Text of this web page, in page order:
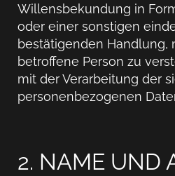
Willensbekundung in
oder einer sonstigen
bestätigenden Handlung,
betroffene Person zu
mit der Verarbeitung der
personenbezogenen
2. NAME UND